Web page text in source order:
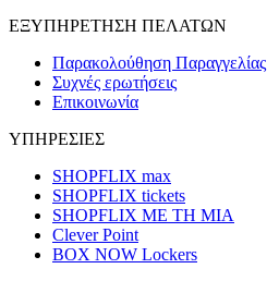
ΕΞΥΠΗΡΕΤΗΣΗ ΠΕΛΑΤΩΝ
Παρακολούθηση Παραγγελίας
Συχνές ερωτήσεις
Επικοινωνία
ΥΠΗΡΕΣΙΕΣ
SHOPFLIX max
SHOPFLIX tickets
SHOPFLIX ΜΕ ΤΗ ΜΙΑ
Clever Point
BOX NOW Lockers